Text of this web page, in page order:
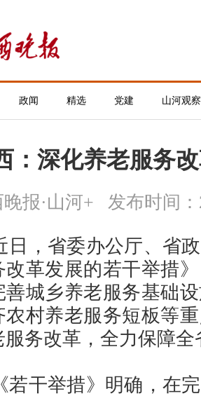
政闻 精选 党建 山河观察
：深化养老服务
报·山河+ 发布时间：
日，省委办公厅、省
改革发展的若干举措
善城乡养老服务基础
农村养老服务短板等
服务改革，全力保障
《若干举措》明确，在